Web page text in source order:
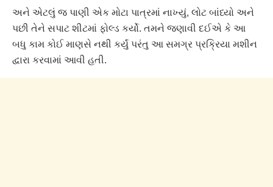
અને એટલું જ પાણી એક મોટા પાત્રમાં નાખ્યું, લોટ બાંધ્યો અને
પછી તેને સપાટ શીટમાં ફોલ્ડ કર્યો. તમને જણાવી દઈએ કે આ
બધુ કામ કોઈ માણસે નથી કર્યું પરંતુ આ સમગ્ર પ્રક્રિયા મશીન
દ્વારા કરવામાં આવી હતી.